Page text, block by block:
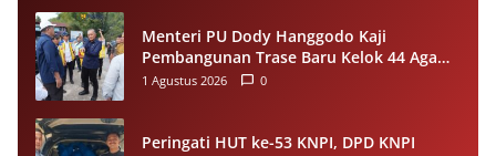
Menteri PU Dody Hanggodo Kaji
Pembangunan Trase Baru Kelok 44 Agam
Usai Longsor, Utamakan Keselamatan
1 Agustus 2026 0
Peringati HUT ke-53 KNPI, DPD KNPI